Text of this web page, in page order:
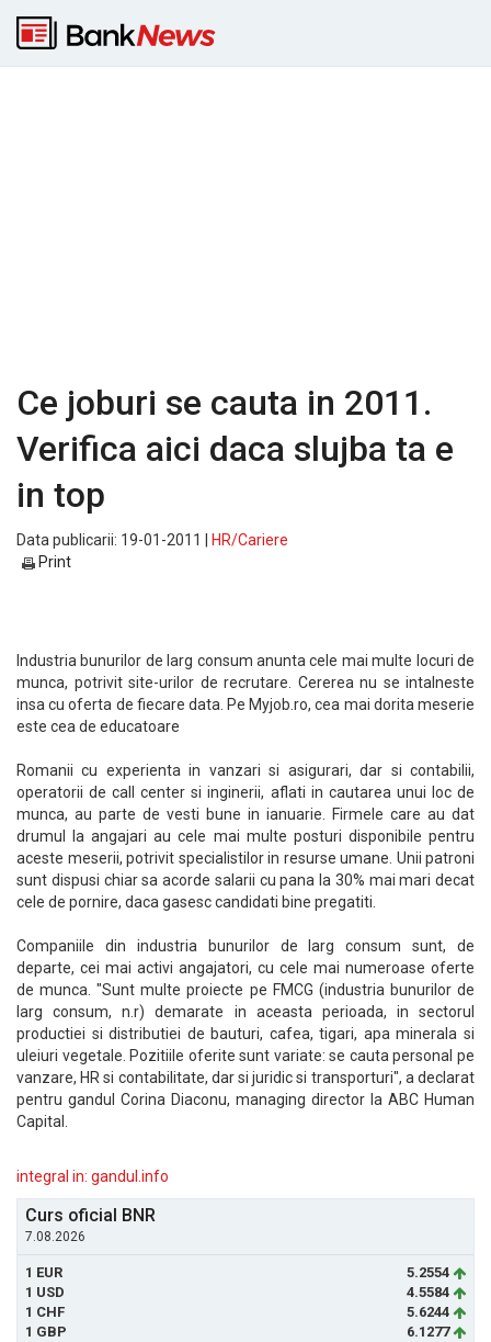
Ce joburi se cauta in 2011.
Verifica aici daca slujba ta e
in top
Data publicarii: 19-01-2011 |
HR/Cariere
Print
Industria bunurilor de larg consum anunta cele mai multe locuri de
munca, potrivit site-urilor de recrutare. Cererea nu se intalneste
insa cu oferta de fiecare data. Pe Myjob.ro, cea mai dorita meserie
este cea de educatoare
Romanii cu experienta in vanzari si asigurari, dar si contabilii,
operatorii de call center si inginerii, aflati in cautarea unui loc de
munca, au parte de vesti bune in ianuarie. Firmele care au dat
drumul la angajari au cele mai multe posturi disponibile pentru
aceste meserii, potrivit specialistilor in resurse umane. Unii patroni
sunt dispusi chiar sa acorde salarii cu pana la 30% mai mari decat
cele de pornire, daca gasesc candidati bine pregatiti.
Companiile din industria bunurilor de larg consum sunt, de
departe, cei mai activi angajatori, cu cele mai numeroase oferte
de munca. "Sunt multe proiecte pe FMCG (industria bunurilor de
larg consum, n.r) demarate in aceasta perioada, in sectorul
productiei si distributiei de bauturi, cafea, tigari, apa minerala si
uleiuri vegetale. Pozitiile oferite sunt variate: se cauta personal pe
vanzare, HR si contabilitate, dar si juridic si transporturi", a declarat
pentru gandul Corina Diaconu, managing director la ABC Human
Capital.
integral in: gandul.info
Curs oficial BNR
7.08.2026
1 EUR
5.2554
1 USD
4.5584
1 CHF
5.6244
1 GBP
6.1277